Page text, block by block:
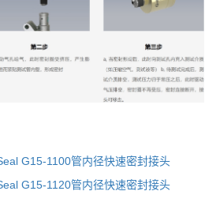
G15-1100管内径快速密封接头
G15-1120管内径快速密封接头